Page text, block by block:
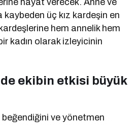
hayat verecek. Anne ve
kaybeden üç kız kardeşin en
hem annelik hem
kadın olarak izleyicinin
ekibin etkisi büyük
ve yönetmen